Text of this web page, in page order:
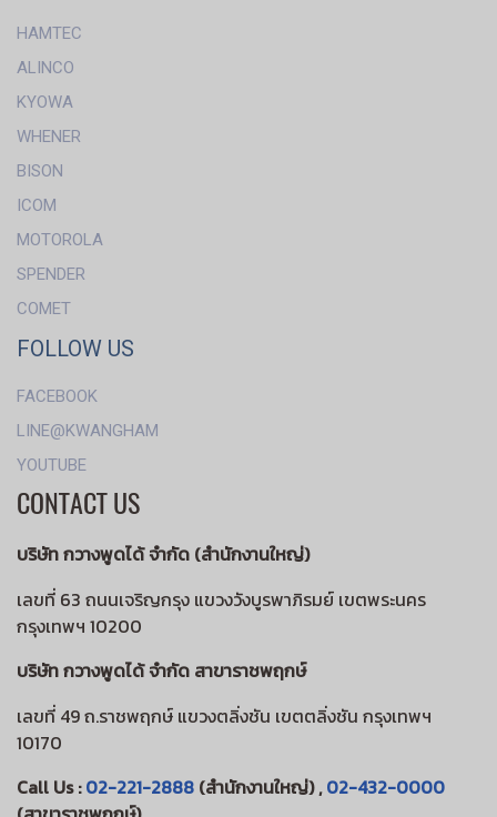
HAMTEC
ALINCO
KYOWA
WHENER
BISON
ICOM
MOTOROLA
SPENDER
COMET
FOLLOW US
FACEBOOK
LINE@KWANGHAM
YOUTUBE
CONTACT US
บริษัท กวางพูดได้ จำกัด (สำนักงานใหญ่)
เลขที่ 63 ถนนเจริญกรุง แขวงวังบูรพาภิรมย์ เขตพระนคร
กรุงเทพฯ 10200
บริษัท กวางพูดได้ จำกัด สาขาราชพฤกษ์
เลขที่ 49 ถ.ราชพฤกษ์ แขวงตลิ่งชัน เขตตลิ่งชัน กรุงเทพฯ
10170
Call Us :02-221-2888 (สำนักงานใหญ่) ,02-432-0000